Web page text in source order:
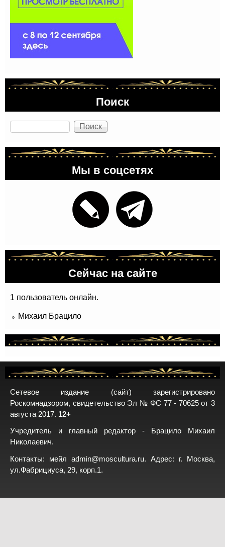
Поиск
Поиск
Мы в соцсетях
Сейчас на сайте
1 пользователь онлайн.
Михаил Брацило
Сетевое издание (сайт) зарегистрировано
Роскомнадзором, свидетельство Эл № ФС 77 - 70625 от 3
августа 2017. 12+
Учредитель и главный редактор - Брацило Михаил
Николаевич.
Контакты: мейл admin@moscultura.ru. Адрес: г. Москва,
ул.Фабрициуса, 29, корп.1.